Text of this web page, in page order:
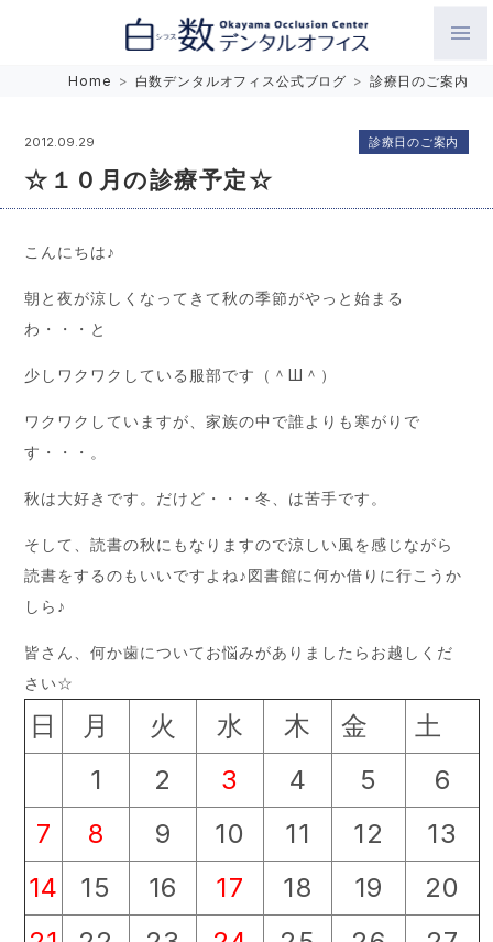
Home > 白数デンタルオフィス公式ブログ > 診療日のご案内
2012.09.29
☆１０月の診療予定☆
診療日のご案内
こんにちは♪
朝と夜が涼しくなってきて秋の季節がやっと始まる
わ・・・と
少しワクワクしている服部です（＾Ш＾）
ワクワクしていますが、家族の中で誰よりも寒がりで
す・・・。
秋は大好きです。だけど・・・冬、は苦手です。
そして、読書の秋にもなりますので涼しい風を感じながら
読書をするのもいいですよね♪図書館に何か借りに行こうか
しら♪
皆さん、何か歯についてお悩みがありましたらお越しくだ
さい☆
日 月 火 水 木 金
土
1
2 3 4 5
6
7
8 9 10 11 12
13
14
15 16 17 18 19
20